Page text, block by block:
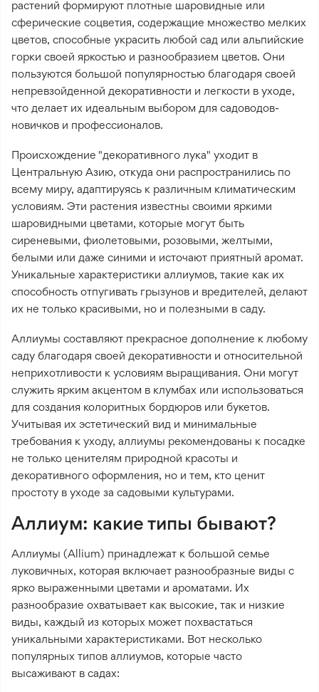
растений формируют плотные шаровидные или
сферические соцветия, содержащие множество мелких
цветов, способные украсить любой сад или альпийские
горки своей яркостью и разнообразием цветов. Они
пользуются большой популярностью благодаря своей
непревзойденной декоративности и легкости в уходе,
что делает их идеальным выбором для садоводов-
новичков и профессионалов.
Происхождение "декоративного лука" уходит в
Центральную Азию, откуда они распространились по
всему миру, адаптируясь к различным климатическим
условиям. Эти растения известны своими яркими
шаровидными цветами, которые могут быть
сиреневыми, фиолетовыми, розовыми, желтыми,
белыми или даже синими и источают приятный аромат.
Уникальные характеристики аллиумов, такие как их
способность отпугивать грызунов и вредителей, делают
их не только красивыми, но и полезными в саду.
Аллиумы составляют прекрасное дополнение к любому
саду благодаря своей декоративности и относительной
неприхотливости к условиям выращивания. Они могут
служить ярким акцентом в клумбах или использоваться
для создания колоритных бордюров или букетов.
Учитывая их эстетический вид и минимальные
требования к уходу, аллиумы рекомендованы к посадке
не только ценителям природной красоты и
декоративного оформления, но и тем, кто ценит
простоту в уходе за садовыми культурами.
Аллиум: какие типы бывают?
Аллиумы (Allium) принадлежат к большой семье
луковичных, которая включает разнообразные виды с
ярко выраженными цветами и ароматами. Их
разнообразие охватывает как высокие, так и низкие
виды, каждый из которых может похвастаться
уникальными характеристиками. Вот несколько
популярных типов аллиумов, которые часто
высаживают в садах: